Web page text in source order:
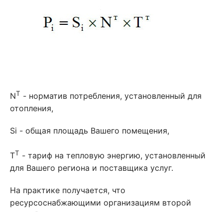
NT - норматив потребления, установленный для
отопления,
Si - общая площадь Вашего помещения,
TT - тариф на тепловую энергию, установленный
для Вашего региона и поставщика услуг.
На практике получается, что
ресурсоснабжающими организациям второй